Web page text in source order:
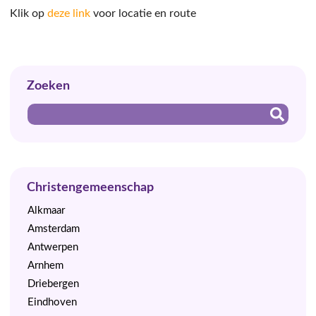
Klik opdeze link voor locatie en route
Zoeken
Christengemeenschap
Alkmaar
Amsterdam
Antwerpen
Arnhem
Driebergen
Eindhoven